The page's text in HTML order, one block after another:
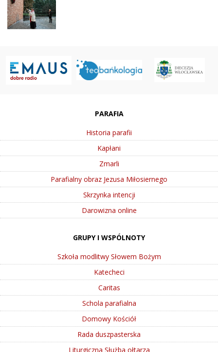
PARAFIA
Historia parafii
Kapłani
Zmarli
Parafialny obraz Jezusa Miłosiernego
Skrzynka intencji
Darowizna online
GRUPY I WSPÓLNOTY
Szkoła modlitwy Słowem Bożym
Katecheci
Caritas
Schola parafialna
Domowy Kościół
Rada duszpasterska
Liturgiczna Służba ołtarza